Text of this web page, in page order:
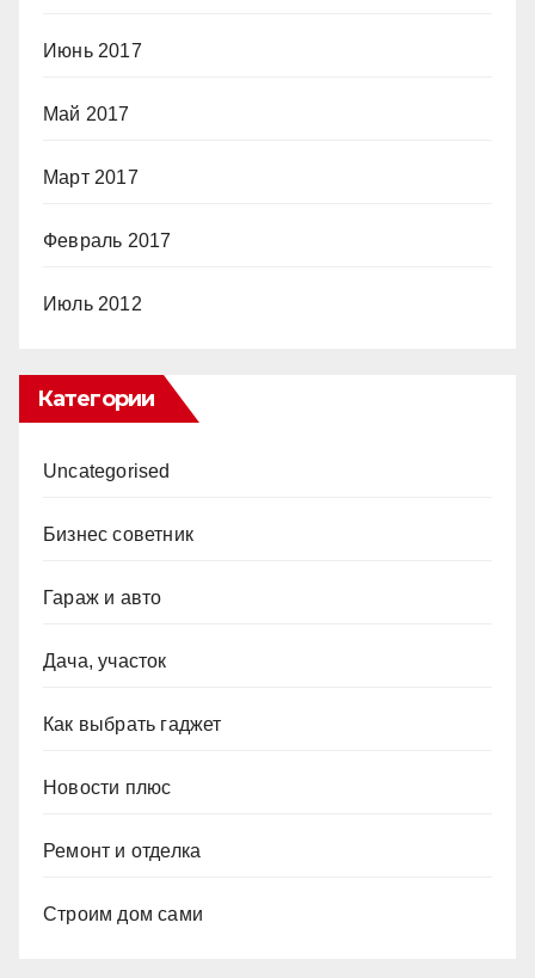
Июнь 2017
Май 2017
Март 2017
Февраль 2017
Июль 2012
Категории
Uncategorised
Бизнес советник
Гараж и авто
Дача, участок
Как выбрать гаджет
Новости плюс
Ремонт и отделка
Строим дом сами